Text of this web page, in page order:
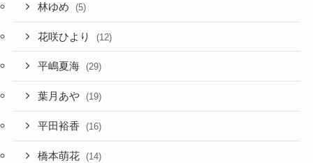
林ゆめ (5)
花咲ひより (12)
平嶋夏海 (29)
葉月あや (19)
平田裕香 (16)
橋本萌花 (14)